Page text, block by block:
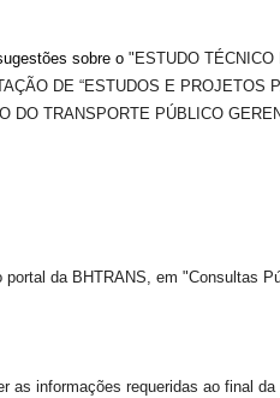
sobre o"ESTUDO TÉCNICO
DE “ESTUDOS E PROJETOS
DO TRANSPORTE PÚBLICO
da BHTRANS, em "Consultas
as informações requeridas ao final